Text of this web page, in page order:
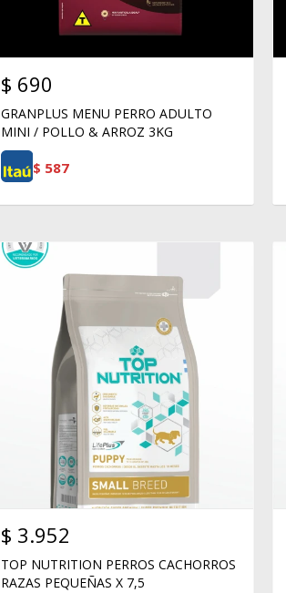
$ 690
GRANPLUS MENU PERRO ADULTO
MINI / POLLO & ARROZ 3KG
$ 587
$ 3.952
TOP NUTRITION PERROS CACHORROS
RAZAS PEQUEÑAS X 7,5